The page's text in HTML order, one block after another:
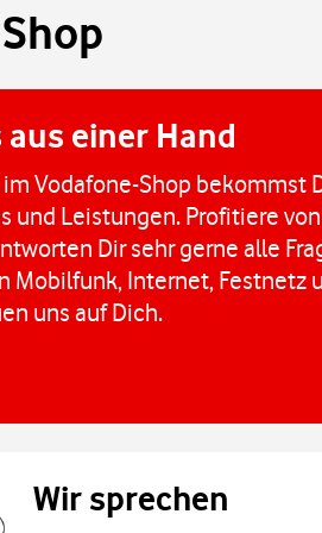
einer Hand
im Vodafone-Shop bekommst
und Leistungen. Profitiere
Dir sehr gerne alle
Mobilfunk, Internet, Festnetz
uns auf Dich.
Wir sprechen